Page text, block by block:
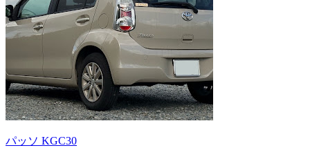
パッソ KGC30